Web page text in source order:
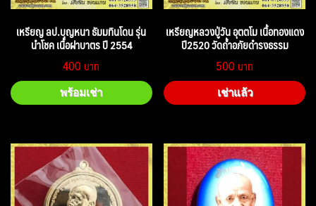
เหรียญ ลป.บุญหนา ธัมมทินโดน รุ่น
นำโชค เนื้อฝาบาตร ปี 2554
400
พร้อมเช่า
เหรียญหลวงปู่วัน อุตตโม เนื้อทองแดง
ปี2520 วัดถ้ำอภัยดำรงธรรม
500
เช่าแล้ว